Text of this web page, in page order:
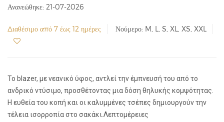
Ανανεώθηκε: 21-07-2026
Διαθέσιμο από 7 έως 12 ημέρες Νούμερο: M, L, S, XL, XS, XXL
Το blazer, με νεανικό ύφος, αντλεί την έμπνευσή του από το
ανδρικό ντύσιμο, προσθέτοντας μια δόση θηλυκής κομψότητας.
Η ευθεία του κοπή και οι καλυμμένες τσέπες δημιουργούν την
τέλεια ισορροπία στο σακάκι.Λεπτομέρειες